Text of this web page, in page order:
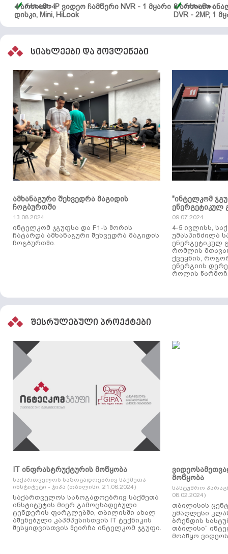
4 არხიანი IP ვიდეო ჩამწერი NVR - 1 მყარი
დისკი, Mini, HiLook
მარაგშია
8 არხიანი
DVR - 2MP, 1
მარაგშია
სიახლეები და მოვლენები
ამხანაგური შეხვედრა მაგიდის
ჩოგბურთში
13.08.2024
ინტელკომ ჯგუფსა და F1-ს შორის
ჩატარდა ამხანაგური შეხვედრა მაგიდის
ჩოგბურთში.
"ინტელკომ
ენერგეტიკულ
09.07.2024
4-5 ივლისს,
უმასპინძილა
ენერგეტიკულ
რომლის
ქვეყნის,
ენერგიის
როლის
შესრულებული პროექტები
IT ინფრასტრუქტურის მოწყობა
საქართველოს საზოგადოებრივ საქმეთა
ინსტიტუტი - ჯიპა (თბილისი, 21.06.2024)
საქართველოს საზოგადოებრივ საქმეთა
ინსტიტუტის მიერ გამოცხადებული
ტენდერის ფარგლებში, თბილისში ახალ
აშენებული კაპმპუსისთვის IT ტექნიკის
შესყიდვისთვის შეირჩა ინტელკომ ჯგუფი.
მოწყობა
სასტუმრო
08.02.2024)
თბილისის
უმაღლესი
ბრენდის
თბილისი“
მოაწყო